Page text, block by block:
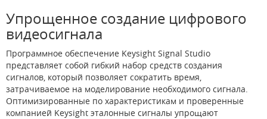
Упрощенное создание цифрового
видеосигнала
Программное обеспечение Keysight Signal Studio
представляет собой гибкий набор средств создания
сигналов, который позволяет сократить время,
затрачиваемое на моделирование необходимого сигнала.
Оптимизированные по характеристикам и проверенные
компанией Keysight эталонные сигналы упрощают